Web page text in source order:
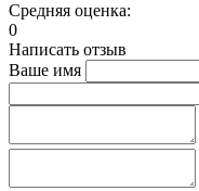
Средняя оценка:
0
Написать отзыв
Ваше имя